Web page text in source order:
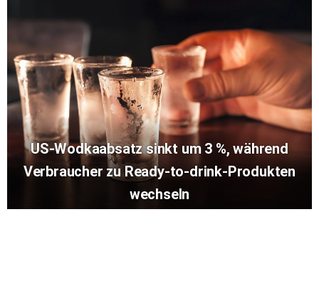
US-Wodkaabsatz sinkt um 3 %, während
Verbraucher zu Ready-to-drink-Produkten
wechseln